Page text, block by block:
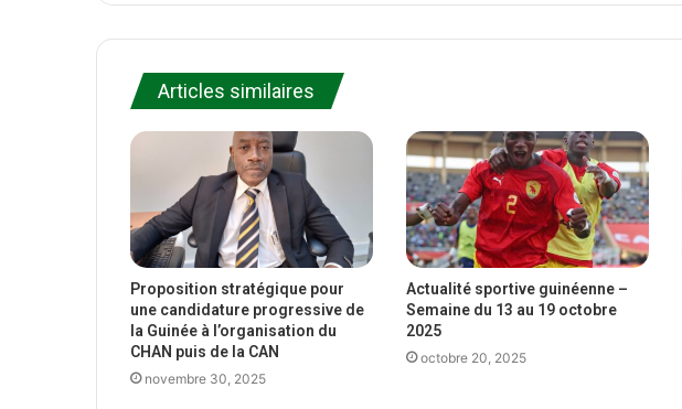
Articles similaires
Proposition stratégique pour
une candidature progressive de
la Guinée à l’organisation du
CHAN puis de la CAN
novembre 30, 2025
Actualité sportive guinéenne –
Semaine du 13 au 19 octobre
2025
octobre 20, 2025